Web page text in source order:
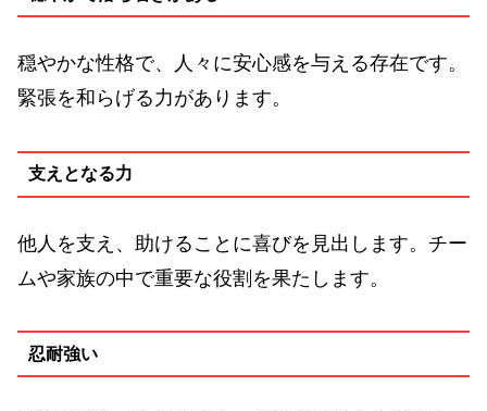
穏やかな性格で、人々に安心感を与える存在です。
緊張を和らげる力があります。
支えとなる力
他人を支え、助けることに喜びを見出します。チー
ムや家族の中で重要な役割を果たします。
忍耐強い